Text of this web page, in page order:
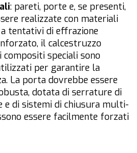
: pareti, porte e, se presenti,
realizzate con materiali
tentativi di effrazione
il calcestruzzo
speciali sono
per garantire la
La porta dovrebbe essere
dotata di serrature di
e di sistemi di chiusura multi-
essere facilmente forzati